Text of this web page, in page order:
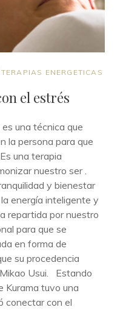
TERAPIAS ENERGETICAS
el estrés
una técnica que
la persona para que
una terapia
nuestro ser .
y bienestar
energía inteligente y
repartida por nuestro
para que se
en forma de
su procedencia
Usui. Estando
Kurama tuvo una
conectar con el